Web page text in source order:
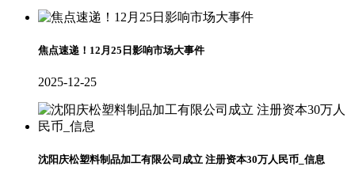
焦点速递！12月25日影响市场大事件
2025-12-25
沈阳庆松塑料制品加工有限公司成立 注册资本30万人民币_信息